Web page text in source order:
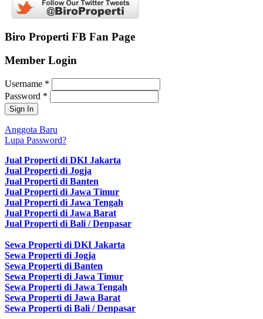
Biro Properti FB Fan Page
Member Login
Username *
Password *
Anggota Baru
Lupa Password?
Jual Properti di DKI Jakarta
Jual Properti di Jogja
Jual Properti di Banten
Jual Properti di Jawa Timur
Jual Properti di Jawa Tengah
Jual Properti di Jawa Barat
Jual Properti di Bali / Denpasar
Sewa Properti di DKI Jakarta
Sewa Properti di Jogja
Sewa Properti di Banten
Sewa Properti di Jawa Timur
Sewa Properti di Jawa Tengah
Sewa Properti di Jawa Barat
Sewa Properti di Bali / Denpasar